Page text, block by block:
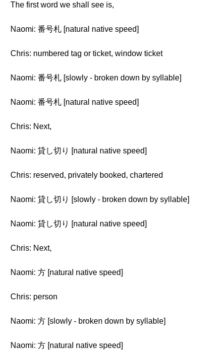
The first word we shall see is,
Naomi: 番号札 [natural native speed]
Chris: numbered tag or ticket, window ticket
Naomi: 番号札 [slowly - broken down by syllable]
Naomi: 番号札 [natural native speed]
Chris: Next,
Naomi: 貸し切り [natural native speed]
Chris: reserved, privately booked, chartered
Naomi: 貸し切り [slowly - broken down by syllable]
Naomi: 貸し切り [natural native speed]
Chris: Next,
Naomi: 方 [natural native speed]
Chris: person
Naomi: 方 [slowly - broken down by syllable]
Naomi: 方 [natural native speed]